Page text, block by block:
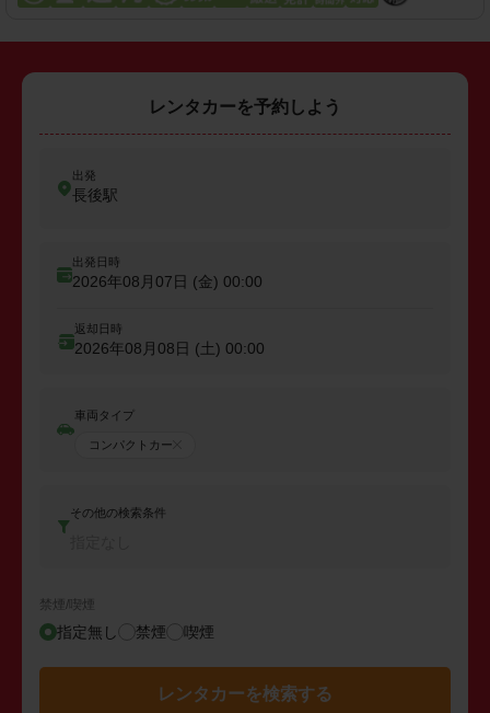
レンタカーを予約しよう
出発
長後駅
出発日時
2026年08月07日 (金) 00:00
返却日時
2026年08月08日 (土) 00:00
車両タイプ
コンパクトカー
その他の検索条件
禁煙/喫煙
指定無し 禁煙 喫煙
レンタカーを検索する